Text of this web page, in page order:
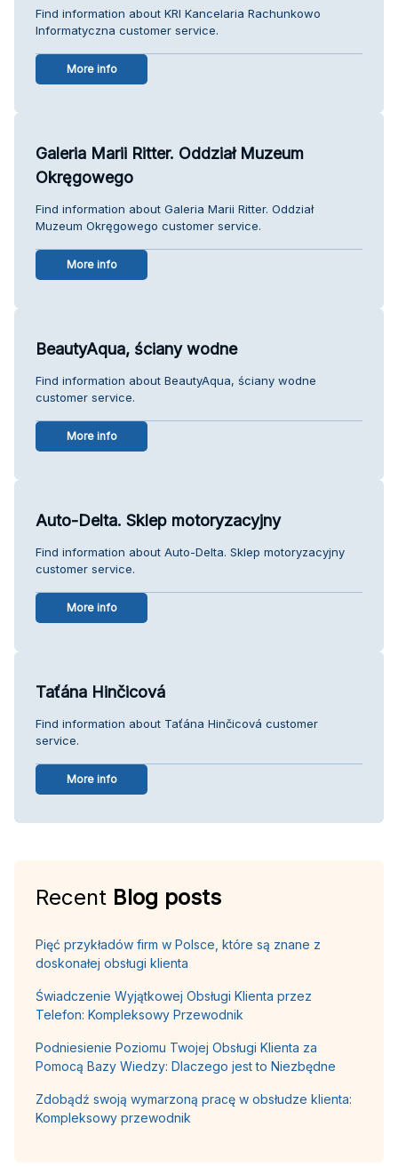
Find information about KRI Kancelaria Rachunkowo
Informatyczna customer service.
More info
Galeria Marii Ritter. Oddział Muzeum
Okręgowego
Find information about Galeria Marii Ritter. Oddział
Muzeum Okręgowego customer service.
More info
BeautyAqua, ściany wodne
Find information about BeautyAqua, ściany wodne
customer service.
More info
Auto-Delta. Sklep motoryzacyjny
Find information about Auto-Delta. Sklep motoryzacyjny
customer service.
More info
Taťána Hinčicová
Find information about Taťána Hinčicová customer
service.
More info
Recent Blog posts
Pięć przykładów firm w Polsce, które są znane z
doskonałej obsługi klienta
Świadczenie Wyjątkowej Obsługi Klienta przez
Telefon: Kompleksowy Przewodnik
Podniesienie Poziomu Twojej Obsługi Klienta za
Pomocą Bazy Wiedzy: Dlaczego jest to Niezbędne
Zdobądź swoją wymarzoną pracę w obsłudze klienta:
Kompleksowy przewodnik